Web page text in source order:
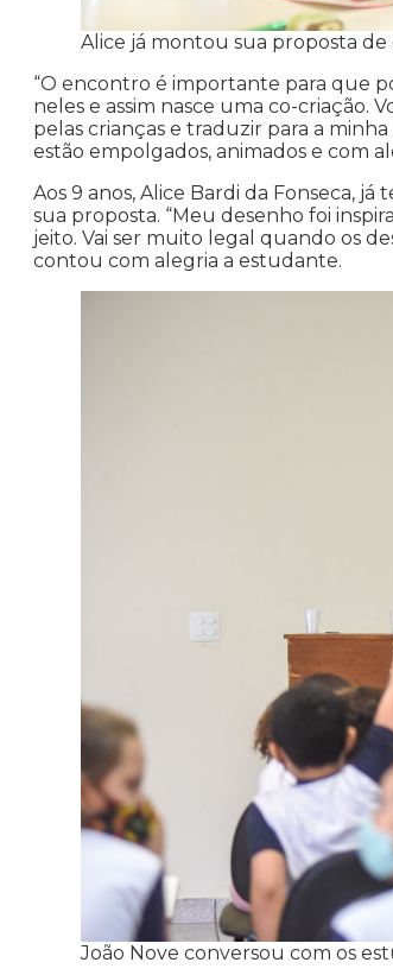
Alice já montou sua proposta de
“O encontro é importante para que
neles e assim nasce uma co-criação.
pelas crianças e traduzir para a
estão empolgados, animados e com
Aos 9 anos, Alice Bardi da Fonseca,
sua proposta. “Meu desenho foi
jeito. Vai ser muito legal quando os
contou com alegria a estudante.
João Nove conversou com os